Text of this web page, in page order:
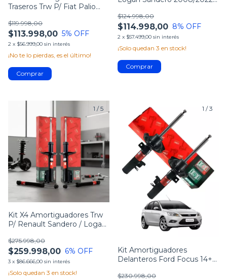
Traseros Trw P/ Fiat Palio
$113.998,00
$119.998,00
5% OFF
2 x $56.999,00 sin interés
¡No te lo pierdas, es el último!
$114.998,00
$124.998,00
8% OFF
2 x $57.499,00 sin interés
¡Solo quedan 3 en stock!
1 /5
Kit X4 Amortiguadores Trw
P/ Renault Sandero / Logan
$259.998,00
$275.998,00
6% OFF
3 x $86.666,00 sin interés
¡Solo quedan 3 en stock!
1 /3
Kit Amortiguadores
Delanteros Ford Focus 14+
$230.998,00